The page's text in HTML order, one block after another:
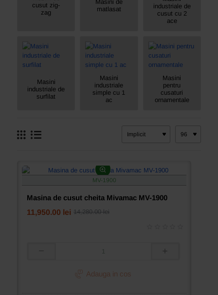
cusut zig-
zag
Masini de
matlasat
industriale de
cusut cu 2
ace
Masini
industriale de
surfilat
Masini
industriale
simple cu 1
ac
Masini
pentru
cusaturi
ornamentale
MV-1900
Masina de cusut cheita Mivamac MV-1900
11,950.00 lei 14,280.00 lei
Adauga in cos